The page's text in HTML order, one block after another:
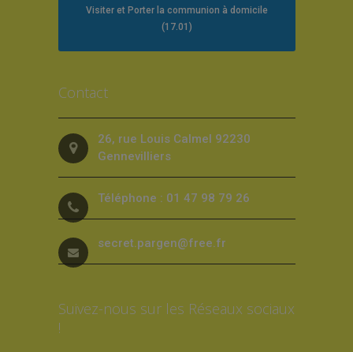
Visiter et Porter la communion à domicile
(17.01)
Contact
26, rue Louis Calmel 92230
Gennevilliers
Téléphone : 01 47 98 79 26
secret.pargen@free.fr
Suivez-nous sur les Réseaux sociaux
!